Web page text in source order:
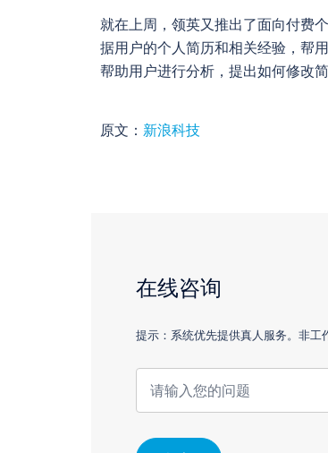
就在上周，领英又推出了面向付费
据用户的个人简历和相关经验，帮
帮助用户进行分析，提出如何修改
原文： 新浪科技
在线咨询
提示：系统优先提供真人服务。非工